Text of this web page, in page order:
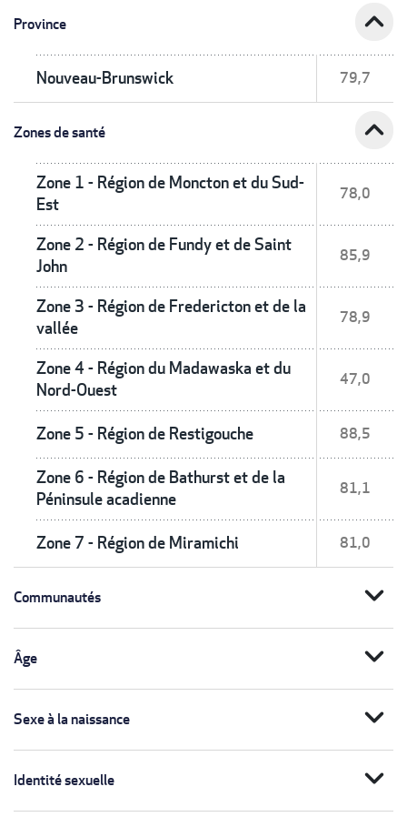
Province expand_less
Nouveau-Brunswick 79,7
Zones de santé expand_less
Zone 1 - Région de Moncton et du Sud-
Est
78,0
Zone 2 - Région de Fundy et de Saint
John
85,9
Zone 3 - Région de Fredericton et de la
vallée
78,9
Zone 4 - Région du Madawaska et du
Nord-Ouest
47,0
Zone 5 - Région de Restigouche 88,5
Zone 6 - Région de Bathurst et de la
Péninsule acadienne
81,1
Zone 7 - Région de Miramichi 81,0
Communautés expand_more
Âge expand_more
Sexe à la naissance expand_more
Identité sexuelle expand_more